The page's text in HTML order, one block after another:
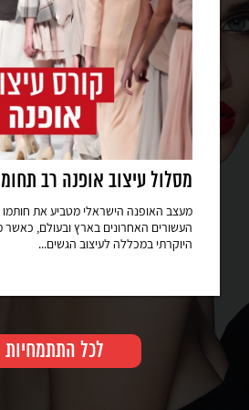
מסלול עיצוב אופנה רב תחומי
מעצב האופנה הישראלי מטביע את חותמו
העשורים האחרונים בארץ ובעולם, כאשר
היוקרתי במכללה לעיצוב הגשים...
לכל התתמחיות